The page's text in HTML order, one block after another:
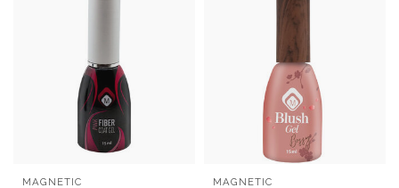
MAGNETIC MAGNETIC